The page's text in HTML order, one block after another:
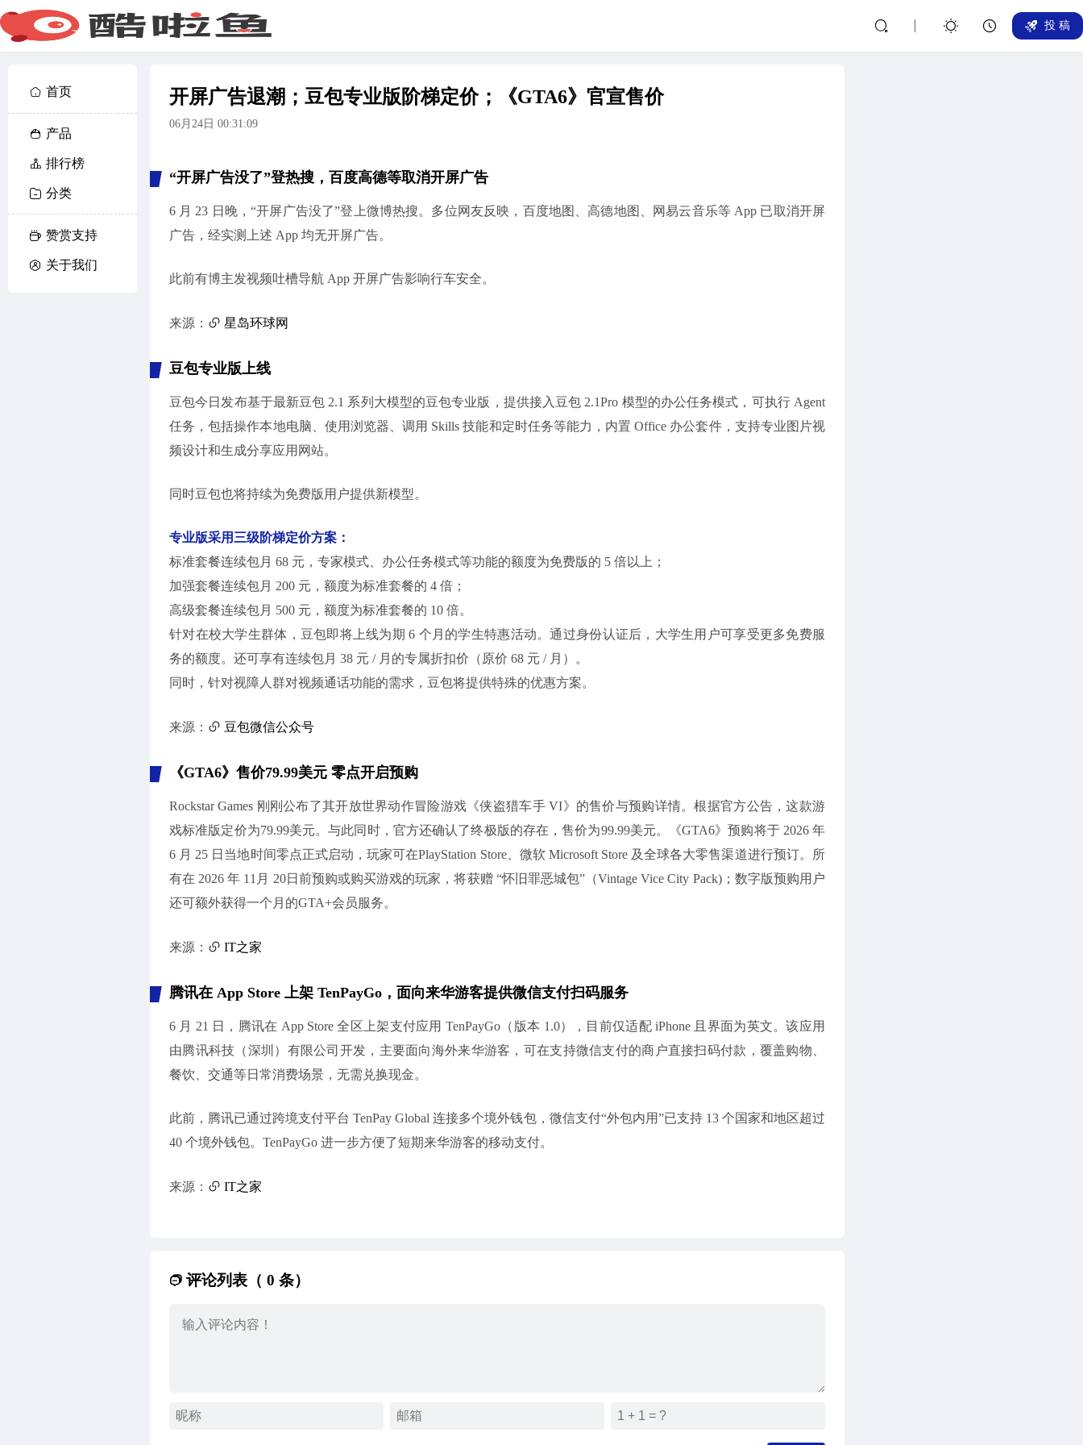
投 稿
首页
产品
排行榜
分类
赞赏支持
关于我们
开屏广告退潮；豆包专业版阶梯定价；《GTA6》官宣售价
06月24日 00:31:09
“开屏广告没了”登热搜，百度高德等取消开屏广告
6 月 23 日晚，“开屏广告没了”登上微博热搜。多位网友反映，百度地图、高德地图、网易云音乐等 App 已取消开屏
广告，经实测上述 App 均无开屏广告。
此前有博主发视频吐槽导航 App 开屏广告影响行车安全。
来源： 星岛环球网
豆包专业版上线
豆包今日发布基于最新豆包 2.1 系列大模型的豆包专业版，提供接入豆包 2.1Pro 模型的办公任务模式，可执行 Agent
任务，包括操作本地电脑、使用浏览器、调用 Skills 技能和定时任务等能力，内置 Office 办公套件，支持专业图片视
频设计和生成分享应用网站。
同时豆包也将持续为免费版用户提供新模型。
专业版采用三级阶梯定价方案：
标准套餐连续包月 68 元，专家模式、办公任务模式等功能的额度为免费版的 5 倍以上；
加强套餐连续包月 200 元，额度为标准套餐的 4 倍；
高级套餐连续包月 500 元，额度为标准套餐的 10 倍。
针对在校大学生群体，豆包即将上线为期 6 个月的学生特惠活动。通过身份认证后，大学生用户可享受更多免费服
务的额度。还可享有连续包月 38 元 / 月的专属折扣价（原价 68 元 / 月）。
同时，针对视障人群对视频通话功能的需求，豆包将提供特殊的优惠方案。
来源： 豆包微信公众号
《GTA6》售价79.99美元 零点开启预购
Rockstar Games 刚刚公布了其开放世界动作冒险游戏《侠盗猎车手 VI》的售价与预购详情。根据官方公告，这款游
戏标准版定价为79.99美元。与此同时，官方还确认了终极版的存在，售价为99.99美元。《GTA6》预购将于 2026 年
6 月 25 日当地时间零点正式启动，玩家可在PlayStation Store、微软 Microsoft Store 及全球各大零售渠道进行预订。所
有在 2026 年 11月 20日前预购或购买游戏的玩家，将获赠 “怀旧罪恶城包”（Vintage Vice City Pack)；数字版预购用户
还可额外获得一个月的GTA+会员服务。
来源： IT之家
腾讯在 App Store 上架 TenPayGo，面向来华游客提供微信支付扫码服务
6 月 21 日，腾讯在 App Store 全区上架支付应用 TenPayGo（版本 1.0），目前仅适配 iPhone 且界面为英文。该应用
由腾讯科技（深圳）有限公司开发，主要面向海外来华游客，可在支持微信支付的商户直接扫码付款，覆盖购物、
餐饮、交通等日常消费场景，无需兑换现金。
此前，腾讯已通过跨境支付平台 TenPay Global 连接多个境外钱包，微信支付“外包内用”已支持 13 个国家和地区超过
40 个境外钱包。TenPayGo 进一步方便了短期来华游客的移动支付。
来源： IT之家
评论列表（ 0 条）